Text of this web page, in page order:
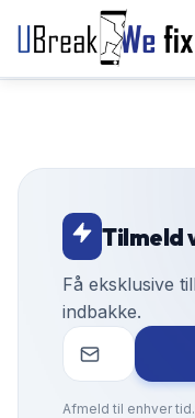
Tilmeld
Få eksklusive
indbakke.
Afmeld til enhver tid.